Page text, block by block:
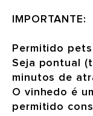
IMPORTANTE:
Permitido
Seja pontual
minutos de
O vinhedo é
permitido